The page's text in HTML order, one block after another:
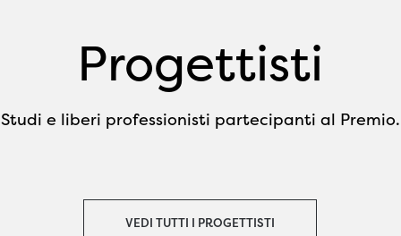
a nord mentre residenze e aree
socializzazione sono a sud.
dal luogo, dalle analisi solari e
contribuisce l’uso di materiali
biocompatibili, di materie
Progettisti
Studi e liberi professionisti partecipanti al Premio.
VEDI TUTTI I PROGETTISTI